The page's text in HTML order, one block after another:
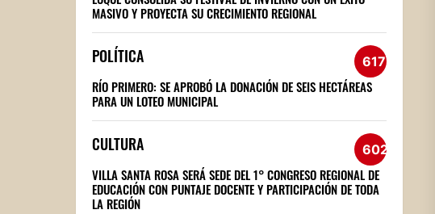
MASIVO Y PROYECTA SU CRECIMIENTO REGIONAL
POLÍTICA 617
RÍO PRIMERO: SE APROBÓ LA DONACIÓN DE SEIS HECTÁREAS
PARA UN LOTEO MUNICIPAL
CULTURA 602
VILLA SANTA ROSA SERÁ SEDE DEL 1° CONGRESO REGIONAL DE
EDUCACIÓN CON PUNTAJE DOCENTE Y PARTICIPACIÓN DE TODA
LA REGIÓN